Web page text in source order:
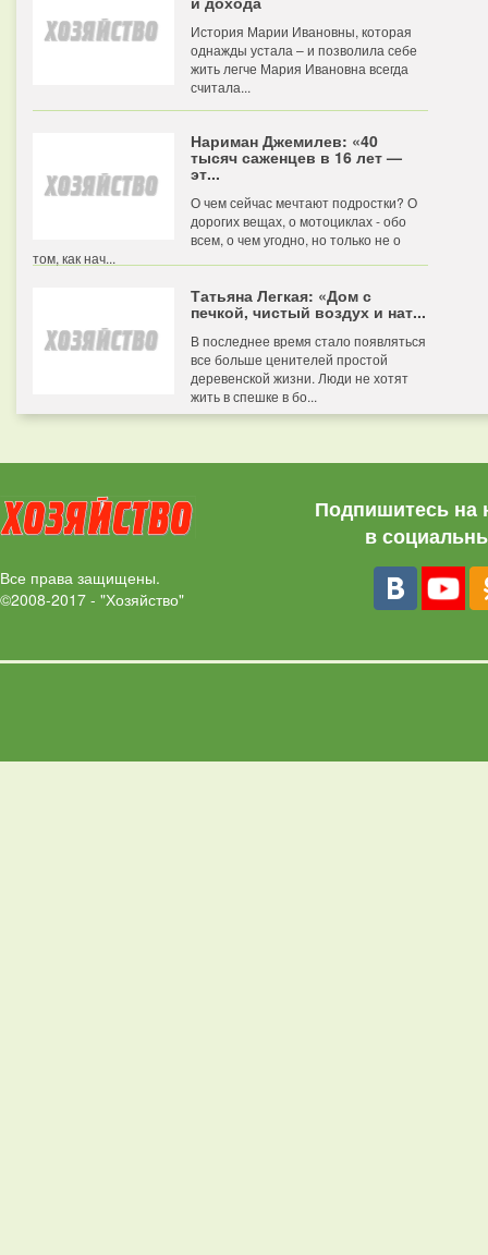
История Марии Ивановны, которая
однажды устала – и позволила себе
жить легче Мария Ивановна всегда
считала...
Нариман Джемилев: «40
тысяч саженцев в 16 лет —
эт...
О чем сейчас мечтают подростки? О
дорогих вещах, о мотоциклах - обо
всем, о чем угодно, но только не о
том, как нач...
Татьяна Легкая: «Дом с
печкой, чистый воздух и нат...
В последнее время стало появляться
все больше ценителей простой
деревенской жизни. Люди не хотят
жить в спешке в бо...
Все права защищены.
©2008-2017 - "Хозяйство"
Подпишитесь на
в